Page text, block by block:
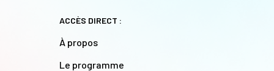
ACCÈS DIRECT :
À propos
Le programme